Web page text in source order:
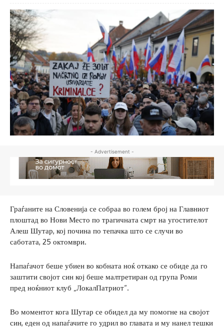
- Advertisement -
Граѓаните на Словенија се собраа во голем број на Главниот
плоштад во Нови Место по трагичната смрт на угостителот
Алеш Шутар, кој почина по тепачка што се случи во
саботата, 25 октомври.
Напаѓачот беше убиен во кобната ноќ откако се обиде да го
заштити својот син кој беше малтретиран од група Роми
пред ноќниот клуб „ЛокалПатриот“.
Во моментот кога Шутар се обидел да му помогне на својот
син, еден од напаѓачите го удрил во главата и му нанел тешки